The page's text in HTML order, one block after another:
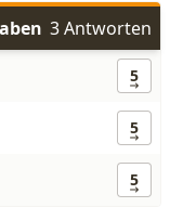
3 Antworten
5
5
5